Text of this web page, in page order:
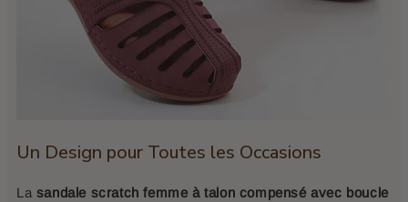
Un Design pour Toutes les Occasions
La sandale scratch femme à talon compensé avec boucle